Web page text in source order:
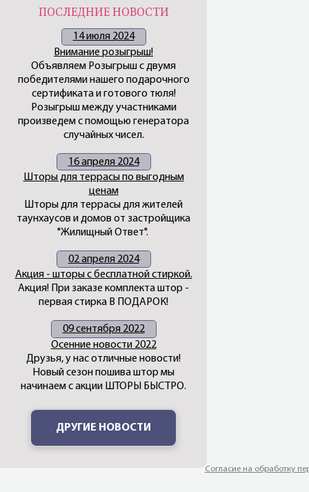
ПОСЛЕДНИЕ НОВОСТИ
14 июля 2024
Внимание розыгрыш!
Объявляем Розыгрыш с двумя
победителями нашего подарочного
сертификата и готового тюля!
Розыгрыш между участниками
произведем с помощью генератора
случайных чисел.
16 апреля 2024
Шторы для террасы по выгодным
ценам
Шторы для террасы для жителей
таунхаусов и домов от застройщика
"Жилищный Ответ".
02 апреля 2024
Акция - шторы с бесплатной стиркой.
Акция! При заказе комплекта штор -
первая стирка В ПОДАРОК!
09 сентября 2022
Осенние новости 2022
Друзья, у нас отличные новости!
Новый сезон пошива штор мы
начинаем с акции ШТОРЫ БЫСТРО.
ДРУГИЕ НОВОСТИ
Согласие на обработку